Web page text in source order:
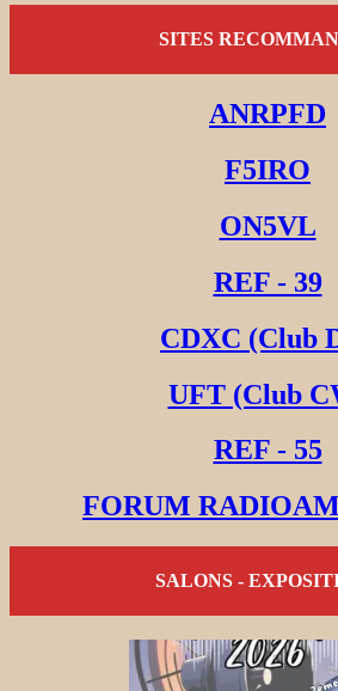
SITES
ANRPFD
F5IRO
ON5VL
REF - 39
CDXC (Club
UFT (Club
REF - 55
FORUM
SALONS -